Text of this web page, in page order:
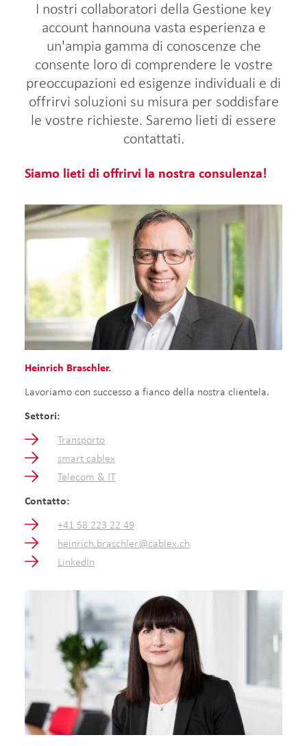
I nostri collaboratori della Gestione key
account hannouna vasta esperienza e
un'ampia gamma di conoscenze che
consente loro di comprendere le vostre
preoccupazioni ed esigenze individuali e di
offrirvi soluzioni su misura per soddisfare
le vostre richieste. Saremo lieti di essere
contattati.
Siamo lieti di offrirvi la nostra consulenza!
Heinrich Braschler.
Lavoriamo con successo a fianco della nostra clientela.
Settori:
Transporto
smart cablex
Telecom & IT
Contatto:
+41 58 223 22 49
heinrich.braschler@cablex.ch
LinkedIn